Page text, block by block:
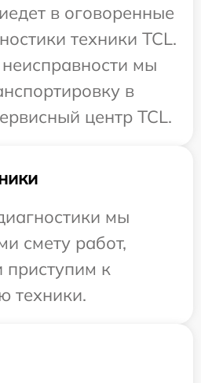
в оговоренные
техники TCL.
мы
в
центр TCL.
мы
смету работ,
приступим к
техники.